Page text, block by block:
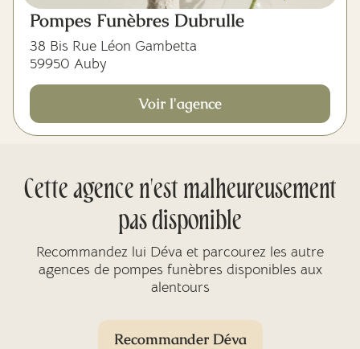
Pompes Funèbres Dubrulle
38 Bis Rue Léon Gambetta
59950 Auby
Voir l'agence
Cette agence n'est malheureusement
pas disponible
Recommandez lui Déva et parcourez les autre
agences de pompes funèbres disponibles aux
alentours
Recommander Déva